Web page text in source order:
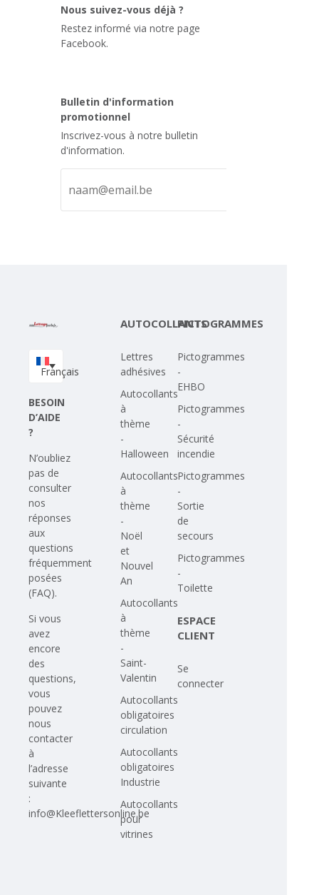
Nous suivez-vous déjà ?
Restez informé via notre page
Facebook.
Bulletin d'information
promotionnel
Inscrivez-vous à notre bulletin
d'information.
Français
BESOIN
D’AIDE
?
N’oubliez
pas de
consulter
nos
réponses
aux
questions
fréquemment
posées
(FAQ).
Si vous
avez
encore
des
questions,
vous
pouvez
nous
contacter
à
l’adresse
suivante
:
info@Kleeflettersonline.be
AUTOCOLLANTS
Lettres
adhésives
Autocollants
à
thème
-
Halloween
Autocollants
à
thème
-
Noël
et
Nouvel
An
Autocollants
à
thème
-
Saint-
Valentin
Autocollants
obligatoires
circulation
Autocollants
obligatoires
Industrie
Autocollants
pour
vitrines
PICTOGRAMMES
Pictogrammes
-
EHBO
Pictogrammes
-
Sécurité
incendie
Pictogrammes
-
Sortie
de
secours
Pictogrammes
-
Toilette
ESPACE
CLIENT
Se
connecter